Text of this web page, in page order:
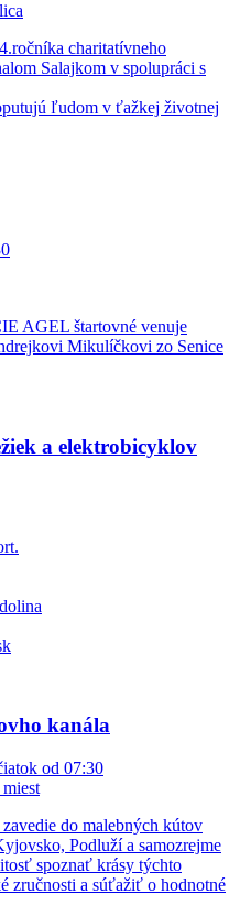
charitatívneho
Salajkom v spolupráci s
ľudom v ťažkej životnej
AGEL štartovné venuje
Mikulíčkovi zo Senice
a elektrobicyklov
kanála
od 07:30
do malebných kútov
Podluží a samozrejme
spoznať krásy týchto
zručnosti a súťažiť o hodnotné